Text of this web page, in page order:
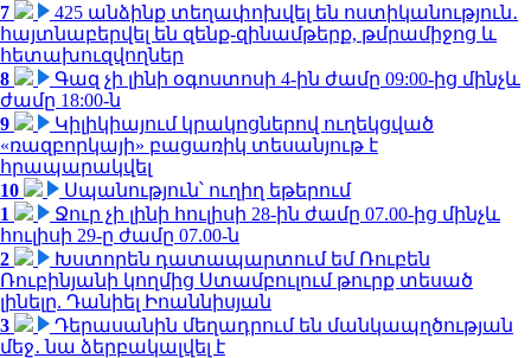
7
425 անձինք տեղափոխվել են ոստիկանություն․
հայտնաբերվել են զենք-զինամթերք, թմրամիջոց և
հետախուզվողներ
8
Գազ չի լինի օգոստոսի 4-ին ժամը 09:00-ից մինչև
ժամը 18:00-ն
9
Կիլիկիայում կրակոցներով ուղեկցված
«ռազբորկայի» բացառիկ տեսանյութ է
հրապարակվել
10
Սպանություն՝ ուղիղ եթերում
1
Ջուր չի լինի հուլիսի 28-ին ժամը 07.00-ից մինչև
հուլիսի 29-ը ժամը 07.00-ն
2
Խստորեն դատապարտում եմ Ռուբեն
Ռուբինյանի կողմից Ստամբուլում թուրք տեսած
լինելը. Դանիել Իոաննիսյան
3
Դերասանին մեղադրում են մանկապղծության
մեջ․ նա ձերբակալվել է